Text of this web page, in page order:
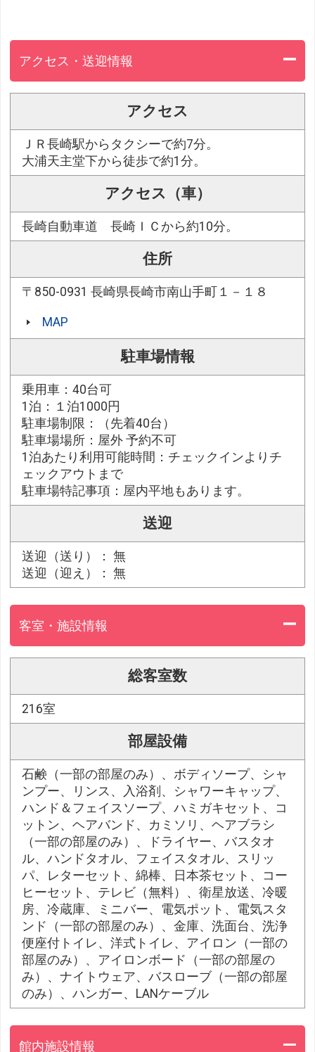
アクセス・送迎情報
アクセス
ＪＲ長崎駅からタクシーで約7分。
大浦天主堂下から徒歩で約1分。
アクセス（車）
長崎自動車道 長崎ＩＣから約10分。
住所
〒850-0931 長崎県長崎市南山手町１－１８
MAP
駐車場情報
乗用車：40台可
1泊：１泊1000円
駐車場制限：（先着40台）
駐車場場所：屋外 予約不可
1泊あたり利用可能時間：チェックインよりチ
ェックアウトまで
駐車場特記事項：屋内平地もあります。
送迎
送迎（送り）： 無
送迎（迎え）： 無
客室・施設情報
総客室数
216室
部屋設備
石鹸（一部の部屋のみ）、ボディソープ、シャ
ンプー、リンス、入浴剤、シャワーキャップ、
ハンド＆フェイスソープ、ハミガキセット、コ
ットン、ヘアバンド、カミソリ、ヘアブラシ
（一部の部屋のみ）、ドライヤー、バスタオ
ル、ハンドタオル、フェイスタオル、スリッ
パ、レターセット、綿棒、日本茶セット、コー
ヒーセット、テレビ（無料）、衛星放送、冷暖
房、冷蔵庫、ミニバー、電気ポット、電気スタ
ンド（一部の部屋のみ）、金庫、洗面台、洗浄
便座付トイレ、洋式トイレ、アイロン（一部の
部屋のみ）、アイロンボード（一部の部屋の
み）、ナイトウェア、バスローブ（一部の部屋
のみ）、ハンガー、LANケーブル
館内施設情報